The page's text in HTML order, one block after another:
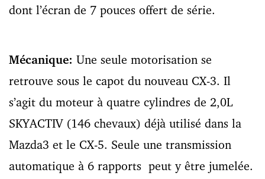
dont l’écran de 7 pouces offert de série.
Mécanique: Une seule motorisation se
retrouve sous le capot du nouveau CX-3. Il
s’agit du moteur à quatre cylindres de 2,0L
SKYACTIV (146 chevaux) déjà utilisé dans la
Mazda3 et le CX-5. Seule une transmission
automatique à 6 rapports peut y être jumelée.